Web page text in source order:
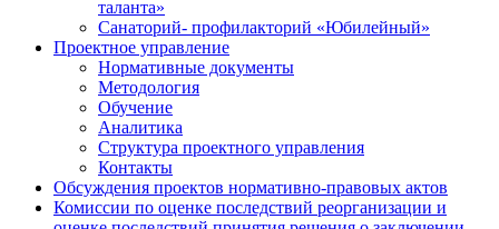
таланта»
Санаторий- профилакторий «Юбилейный»
Проектное управление
Нормативные документы
Методология
Обучение
Аналитика
Структура проектного управления
Контакты
Обсуждения проектов нормативно-правовых актов
Комиссии по оценке последствий реорганизации и